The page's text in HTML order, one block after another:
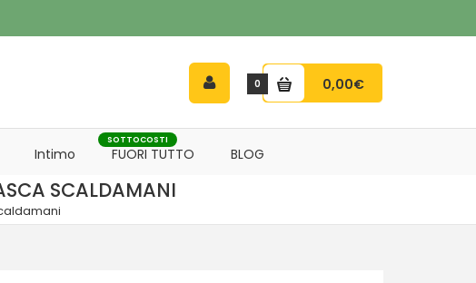
0 0,00€
Intimo FUORI TUTTO
SOTTOCOSTI
BLOG
SCALDAMANI